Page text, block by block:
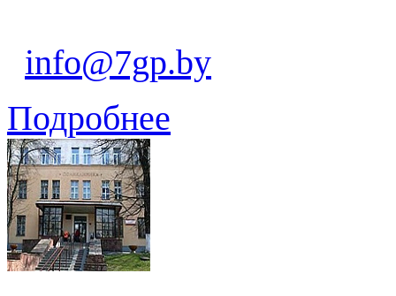
info@7gp.by
Подробнее